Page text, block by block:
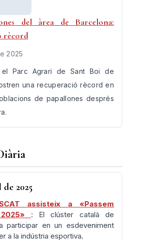
del àrea de Barcelona:
rècord
2025
el Parc Agrari de Sant Boi de
una recuperació rècord en
de papallones després
2025
assisteix a «Passem
: El clúster català de
participar en un esdeveniment
a la indústria esportiva.